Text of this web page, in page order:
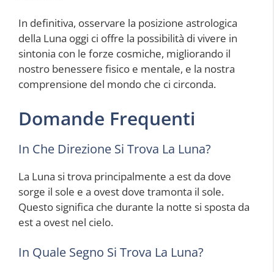
In definitiva, osservare la posizione astrologica
della Luna oggi ci offre la possibilità di vivere in
sintonia con le forze cosmiche, migliorando il
nostro benessere fisico e mentale, e la nostra
comprensione del mondo che ci circonda.
Domande Frequenti
In Che Direzione Si Trova La Luna?
La Luna si trova principalmente a est da dove
sorge il sole e a ovest dove tramonta il sole.
Questo significa che durante la notte si sposta da
est a ovest nel cielo.
In Quale Segno Si Trova La Luna?